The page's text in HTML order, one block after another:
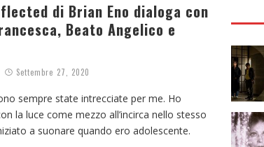
di Brian Eno dialoga con
Beato Angelico e
Settembre 27, 2020
sempre state intrecciate per me. Ho
la luce come mezzo all’incirca nello stesso
a suonare quando ero adolescente.